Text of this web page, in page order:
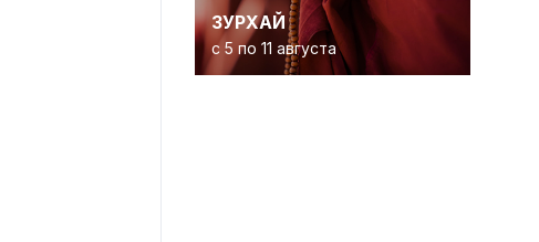
ЗУРХАЙ
с 5 по 11 августа